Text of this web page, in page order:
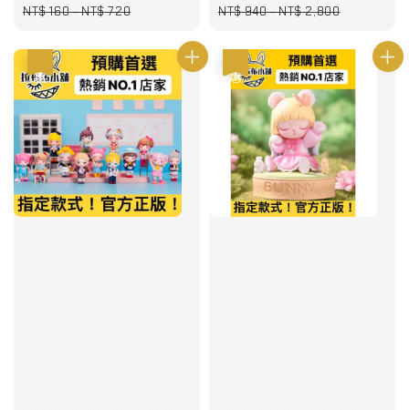
price
NT$ 160-NT$ 720
price
NT$ 940-NT$ 2,800